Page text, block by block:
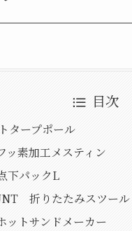
目次
タープポール
ッ素加工メスティン
下パックL
折りたたみスツール
ットサンドメーカー